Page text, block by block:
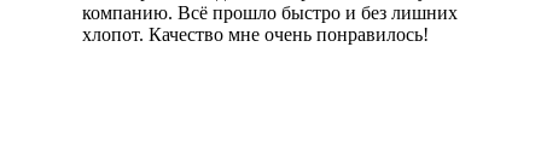
компанию. Всё прошло быстро и без лишних
хлопот. Качество мне очень понравилось!